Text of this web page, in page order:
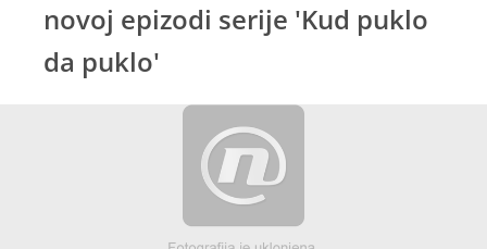
novoj epizodi serije 'Kud puklo
da puklo'